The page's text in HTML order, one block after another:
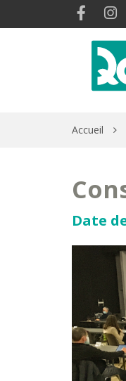
Gestion des traceurs Lien
Accueil
Date